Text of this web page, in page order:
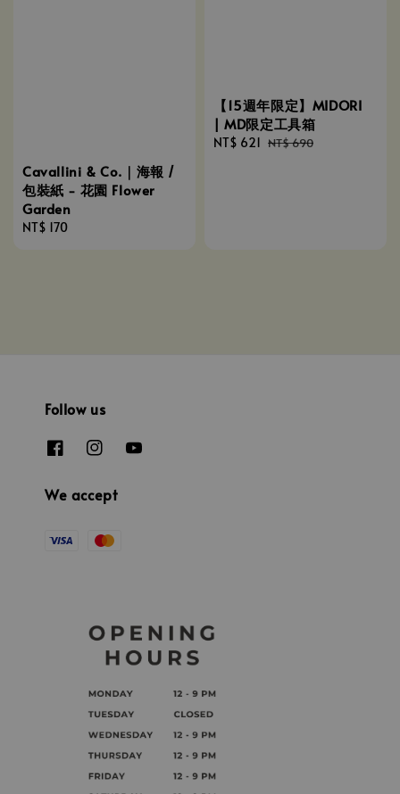
Cavallini & Co.｜海報 /
包裝紙 - 花園 Flower
Garden
Regular
NT$ 170
【15週年限定】MIDORI
| MD限定工具箱
Sale
NT$ 621 Regular
NT$ 690
Follow us
We accept